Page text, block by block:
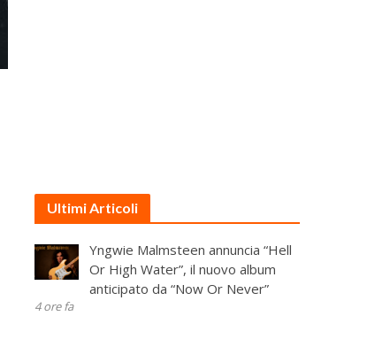
Ultimi Articoli
Yngwie Malmsteen annuncia “Hell
Or High Water”, il nuovo album
anticipato da “Now Or Never”
4 ore fa